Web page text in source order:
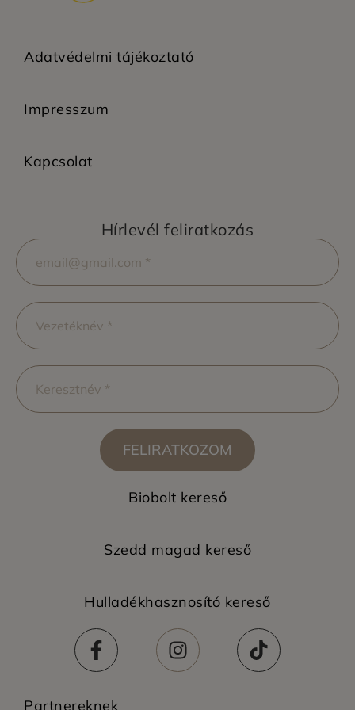
Adatvédelmi tájékoztató
Impresszum
Kapcsolat
Hírlevél feliratkozás
FELIRATKOZOM
Biobolt kereső
Szedd magad kereső
Hulladékhasznosító kereső
Partnereknek